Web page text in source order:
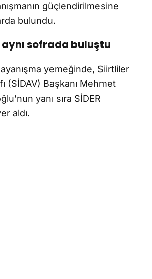
güçlendirilmesine
bulundu.
sofrada buluştu
yemeğinde, Siirtliler
(SİDAV) Başkanı Mehmet
yanı sıra SİDER
aldı.